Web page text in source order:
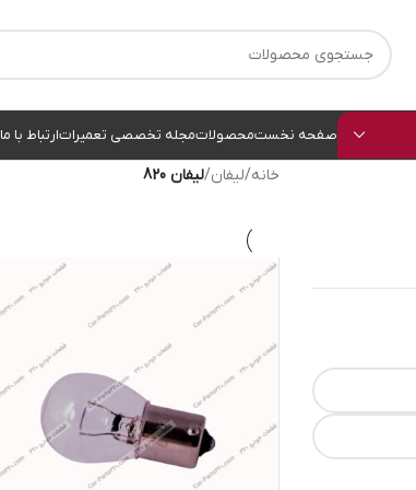
صفحه نخستمحصولاتمجله تخصصی تعمیراتارتباط با ما
خانه/لیفان/لیفان 820